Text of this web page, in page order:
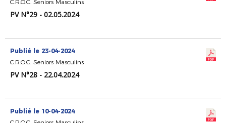
C.R.O.C. Seniors Masculins
PV N°29 - 02.05.2024
Publié le 23-04-2024
C.R.O.C. Seniors Masculins
PV N°28 - 22.04.2024
Publié le 10-04-2024